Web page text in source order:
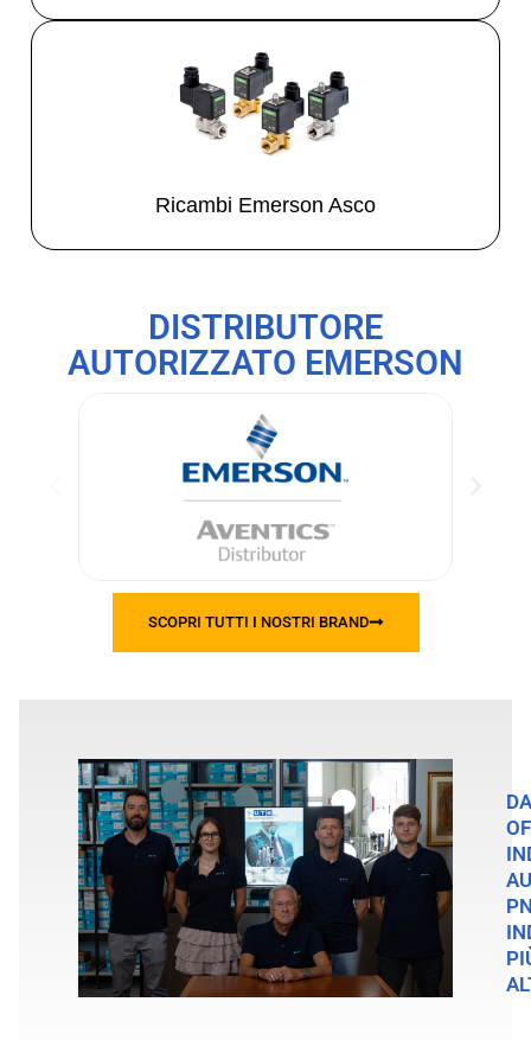
Ricambi Emerson Asco
DISTRIBUTORE
AUTORIZZATO EMERSON
SCOPRI TUTTI I NOSTRI BRAND